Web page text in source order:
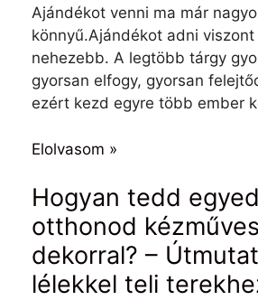
Ajándékot venni ma már
könnyű.Ajándékot adni viszont
nehezebb. A legtöbb tárgy
gyorsan elfogy, gyorsan
ezért kezd egyre több ember
Elolvasom »
Hogyan tedd
otthonod kézműves
dekorral? –
lélekkel teli